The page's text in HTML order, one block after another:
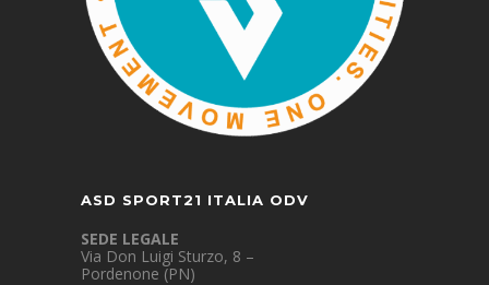
ASD SPORT21 ITALIA ODV
SEDE LEGALE
Via Don Luigi Sturzo, 8 –
Pordenone (PN)